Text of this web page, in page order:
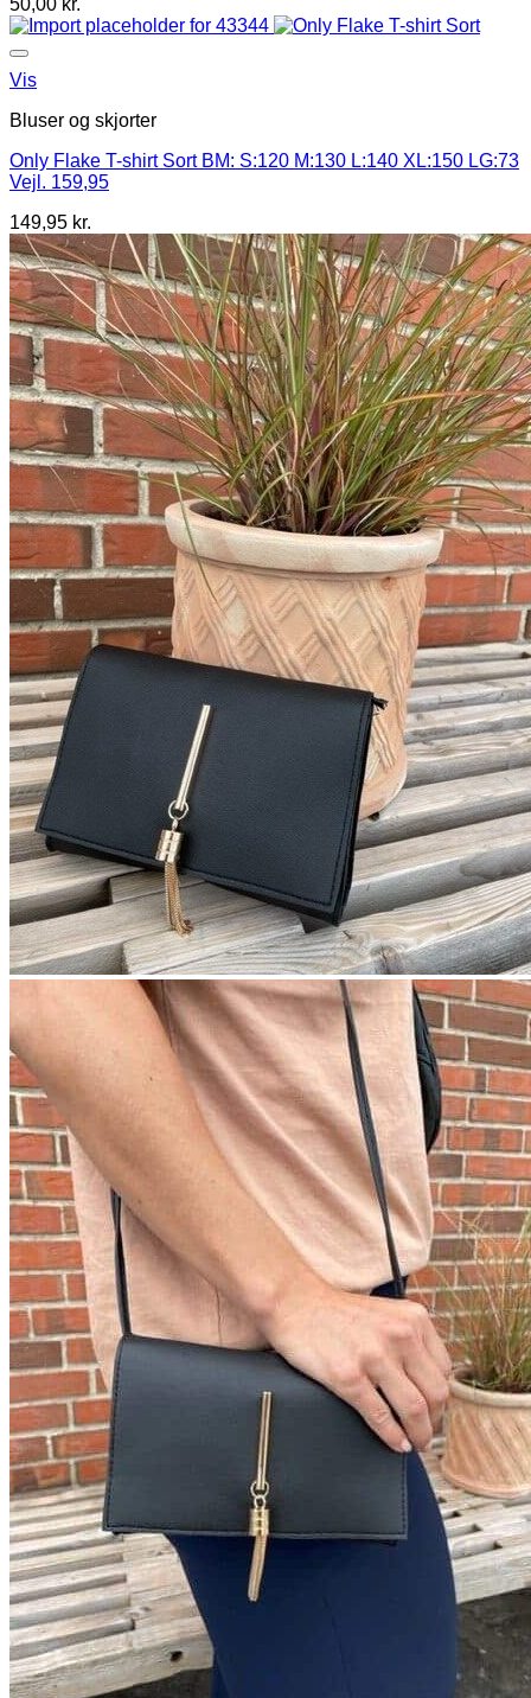
50,00 kr.
Vis
Bluser og skjorter
Only Flake T-shirt Sort BM: S:120 M:130 L:140 XL:150 LG:73
Vejl. 159,95
149,95 kr.